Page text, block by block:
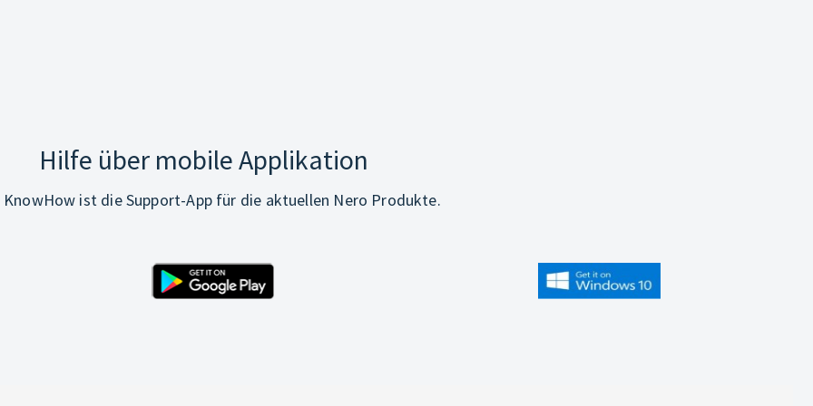
Hilfe über mobile Applikation
ist die Support-App für die aktuellen Nero Produkte.